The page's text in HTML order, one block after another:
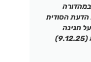
12: חוות הדעת הסודית
חנינה